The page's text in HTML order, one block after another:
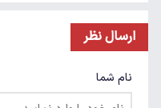
ارسال نظر
نام شما